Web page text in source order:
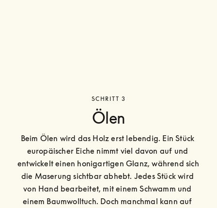
SCHRITT 3
Ölen
Beim Ölen wird das Holz erst lebendig. Ein Stück
europäischer Eiche nimmt viel davon auf und
entwickelt einen honigartigen Glanz, während sich
die Maserung sichtbar abhebt. Jedes Stück wird
von Hand bearbeitet, mit einem Schwamm und
einem Baumwolltuch. Doch manchmal kann auf